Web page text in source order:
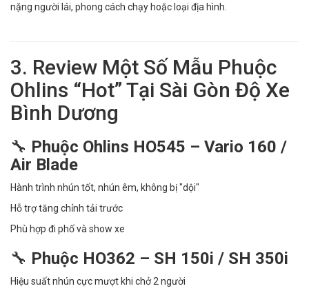
nặng người lái, phong cách chạy hoặc loại địa hình.
3. Review Một Số Mẫu Phuộc
Ohlins “Hot” Tại Sài Gòn Độ Xe
Bình Dương
🔧 Phuộc Ohlins HO545 – Vario 160 /
Air Blade
Hành trình nhún tốt, nhún êm, không bị "dội"
Hỗ trợ tăng chỉnh tải trước
Phù hợp đi phố và show xe
🔧 Phuộc HO362 – SH 150i / SH 350i
Hiệu suất nhún cực mượt khi chở 2 người